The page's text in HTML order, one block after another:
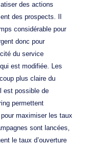
des actions
des prospects. Il
considérable pour
donc pour
du service
est modifiée. Les
plus claire du
est possible de
permettent
maximiser les taux
sont lancées,
le taux d’ouverture